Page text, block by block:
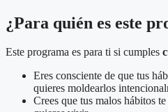
¿Para quién es este
Este programa es para ti si cumples
Eres consciente de que tus
quieres moldearlos
Crees que tus malos hábitos